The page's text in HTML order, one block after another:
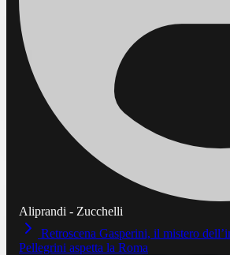
Aliprandi - Zucchelli
Retroscena Gasperini, il mistero
Pellegrini aspetta la Roma